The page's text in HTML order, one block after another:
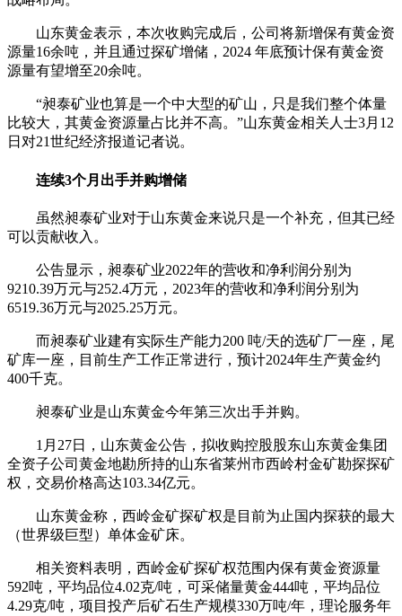
山东黄金表示，本次收购完成后，公司将新增保有黄金资
源量16余吨，并且通过探矿增储，2024 年底预计保有黄金资
源量有望增至20余吨。
“昶泰矿业也算是一个中大型的矿山，只是我们整个体量
比较大，其黄金资源量占比并不高。”山东黄金相关人士3月12
日对21世纪经济报道记者说。
连续3个月出手并购增储
虽然昶泰矿业对于山东黄金来说只是一个补充，但其已经
可以贡献收入。
公告显示，昶泰矿业2022年的营收和净利润分别为
9210.39万元与252.4万元，2023年的营收和净利润分别为
6519.36万元与2025.25万元。
而昶泰矿业建有实际生产能力200 吨/天的选矿厂一座，尾
矿库一座，目前生产工作正常进行，预计2024年生产黄金约
400千克。
昶泰矿业是山东黄金今年第三次出手并购。
1月27日，山东黄金公告，拟收购控股股东山东黄金集团
全资子公司黄金地勘所持的山东省莱州市西岭村金矿勘探探矿
权，交易价格高达103.34亿元。
山东黄金称，西岭金矿探矿权是目前为止国内探获的最大
（世界级巨型）单体金矿床。
相关资料表明，西岭金矿探矿权范围内保有黄金资源量
592吨，平均品位4.02克/吨，可采储量黄金444吨，平均品位
4.29克/吨，项目投产后矿石生产规模330万吨/年，理论服务年